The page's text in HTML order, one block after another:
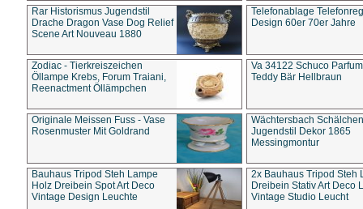
Rar Historismus Jugendstil
Drache Dragon Vase Dog Relief
Scene Art Nouveau 1880
Telefonablage
Design 60er 70er Jahre
Zodiac - Tierkreiszeichen
Öllampe Krebs, Forum Traiani,
Reenactment Öllämpchen
Va 34122 Schuco
Teddy Bär Hellbraun
Originale Meissen Fuss - Vase
Rosenmuster Mit Goldrand
Wächtersbach Schälchen
Jugendstil Dekor 1865
Messingmontur
Bauhaus Tripod Steh Lampe
Holz Dreibein Spot Art Deco
Vintage Design Leuchte
2x Bauhaus Tripod Steh
Dreibein Stativ Art Deco
Vintage Studio Leucht